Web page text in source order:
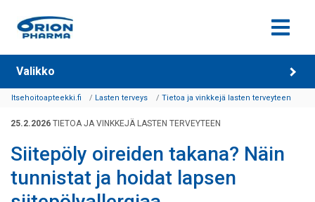
Siirry sisältöön
Valikko
Itsehoitoapteekki.fi Lasten terveys Tietoa ja vinkkejä lasten terveyteen
25.2.2026 TIETOA JA VINKKEJÄ LASTEN TERVEYTEEN
Siitepöly oireiden takana? Näin
tunnistat ja hoidat lapsen